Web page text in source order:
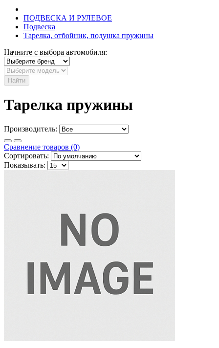
ПОДВЕСКА И РУЛЕВОЕ
Подвеска
Тарелка, отбойник, подушка пружины
Начните с выбора автомобиля:
Найти
Тарелка пружины
Производитель:
Сравнение товаров (0)
Сортировать:
Показывать: